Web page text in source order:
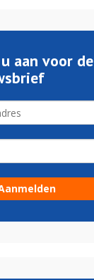
aan voor de